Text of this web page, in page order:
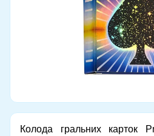
Колода гральних карток